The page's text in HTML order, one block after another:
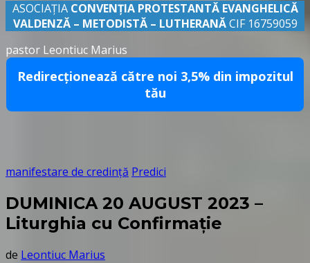
ASOCIAȚIA CONVENŢIA PROTESTANTĂ EVANGHELICĂ
VALDENZĂ – METODISTĂ – LUTHERANĂCIF 16759059
pastor Leontiuc Marius
Redirecționează către noi 3,5% din impozitul
tău
manifestare de credință Predici
DUMINICA 20 AUGUST 2023 –
Liturghia cu Confirmație
de Leontiuc Marius